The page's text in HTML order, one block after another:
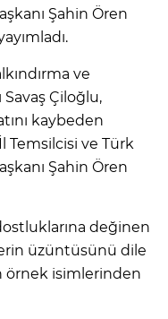
Şahin Ören
ve
Çiloğlu,
kaybeden
Temsilcisi ve Türk
Şahin Ören
değinen
üzüntüsünü dile
örnek isimlerinden